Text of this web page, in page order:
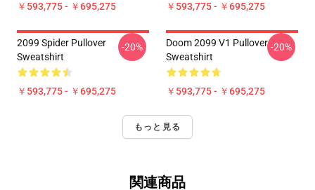
￥593,775 - ￥695,275 ￥593,775 - ￥695,275
2099 Spider Pullover
Sweatshirt
￥593,775 - ￥695,275
-20%
Doom 2099 V1 Pullover
Sweatshirt
￥593,775 - ￥695,275
-20%
もっと見る
関連商品